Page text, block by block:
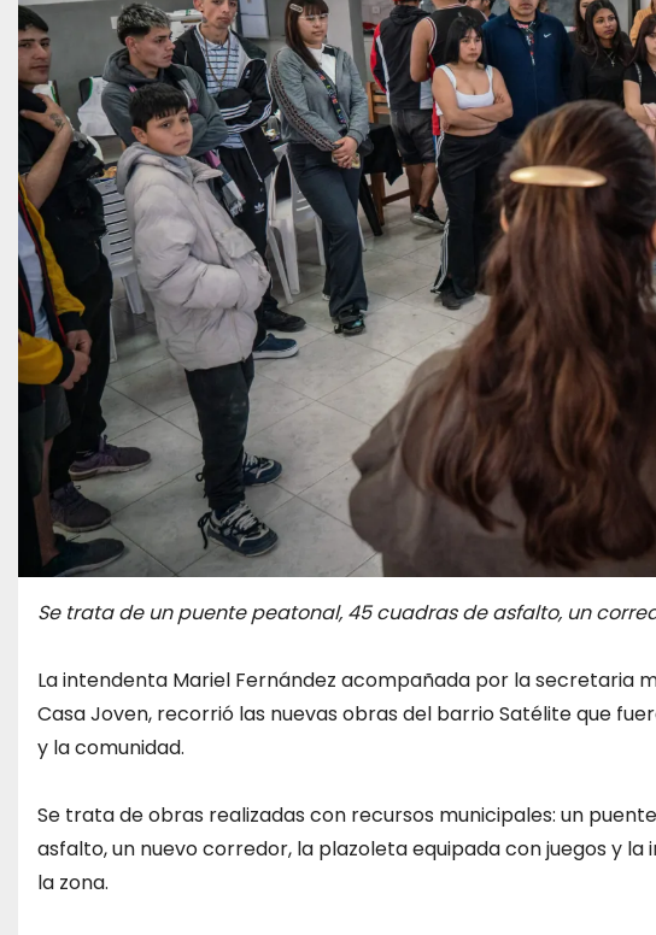
Se trata de un puente peatonal, 45 cuadras de asfalto, un
La intendenta Mariel Fernández acompañada por la secretaria
Casa Joven, recorrió las nuevas obras del barrio Satélite que
y la comunidad.
Se trata de obras realizadas con recursos municipales: un
asfalto, un nuevo corredor, la plazoleta equipada con juegos y
la zona.